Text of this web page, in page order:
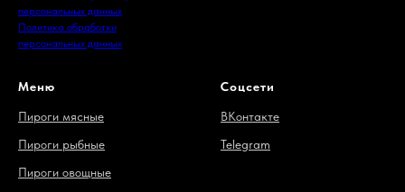
персональных данных
Политика обработки
персональных данных
Меню
Пироги мясные
Пироги рыбные
Пироги овощные
Соцсети
ВКонтакте
Telegram